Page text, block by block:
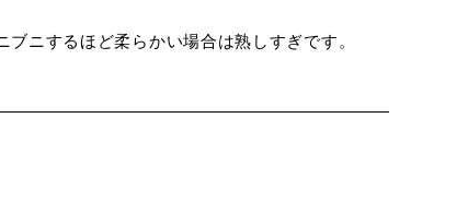
ニするほど柔らかい場合は熟しすぎです。